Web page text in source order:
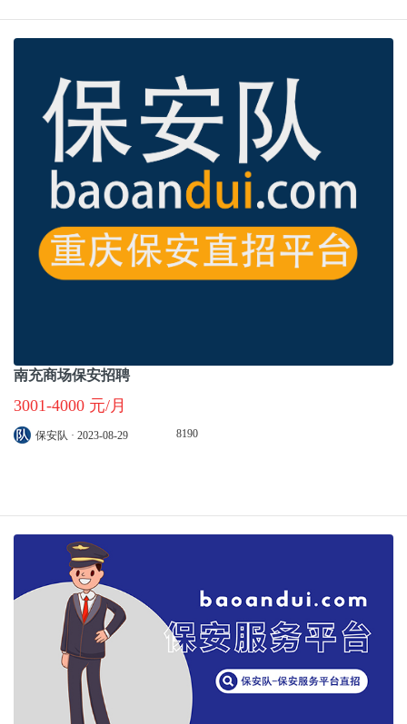
南充商场保安招聘
3001-4000 元/月
保安队 · 2023-08-29 8190